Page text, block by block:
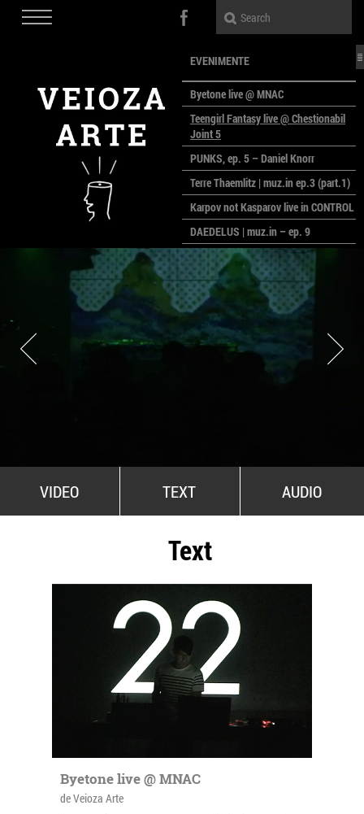
EVENIMENTE
Byetone live @ MNAC
Teengirl Fantasy live @ Chestionabil
Joint 5
PUNKS, ep. 5 – Daniel Knorr
Terre Thaemlitz | muz.in ep.3 (part.1)
Karpov not Kasparov live in CONTROL
DAEDELUS | muz.in – ep. 9
LALELE, LALELE – prima premieră a
anului la MACAZ
CinePOLSKA – filme poloneze la
București
PEOPLE OF ROMANIA se lansează la
galeria Simeza
All Stars For Outernational
VIDEO TEXT AUDIO
Text
Byetone live @ MNAC
de Veioza Arte